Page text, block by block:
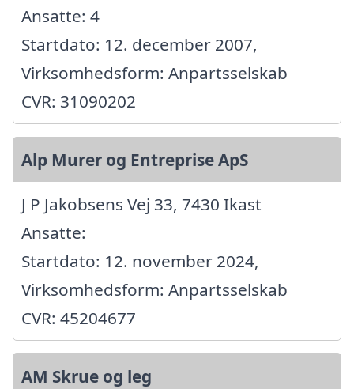
Ansatte: 4
Startdato: 12. december 2007,
Virksomhedsform: Anpartsselskab
CVR: 31090202
Alp Murer og Entreprise ApS
J P Jakobsens Vej 33, 7430 Ikast
Ansatte:
Startdato: 12. november 2024,
Virksomhedsform: Anpartsselskab
CVR: 45204677
AM Skrue og leg